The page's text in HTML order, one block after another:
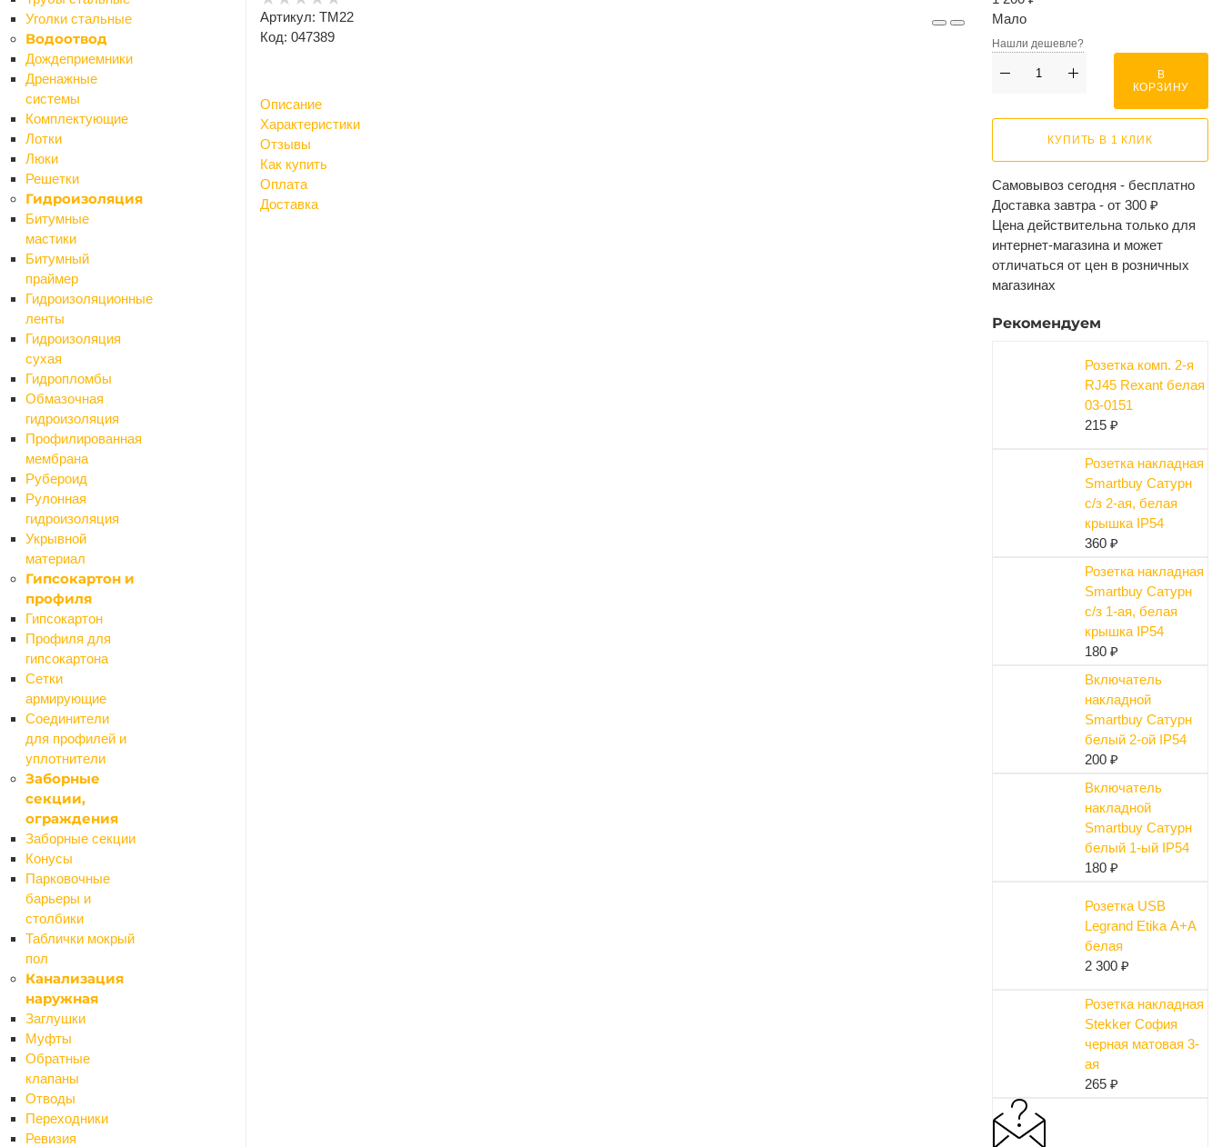
Уголки стальные
Водоотвод
Дождеприемники
Дренажные
системы
Комплектующие
Лотки
Люки
Решетки
Гидроизоляция
Битумные
мастики
Битумный
праймер
Гидроизоляционные
ленты
Гидроизоляция
сухая
Гидропломбы
Обмазочная
гидроизоляция
Профилированная
мембрана
Рубероид
Рулонная
гидроизоляция
Укрывной
материал
Гипсокартон и
профиля
Гипсокартон
Профиля для
гипсокартона
Сетки
армирующие
Соединители
для профилей и
уплотнители
Заборные
секции,
ограждения
Заборные секции
Конусы
Парковочные
барьеры и
столбики
Таблички мокрый
пол
Канализация
наружная
Заглушки
Муфты
Обратные
клапаны
Отводы
Переходники
Ревизия
Артикул: TM22
Код: 047389
Описание
Характеристики
Отзывы
Как купить
Оплата
Доставка
Мало
Нашли дешевле?
В
КОРЗИНУ
КУПИТЬ В 1 КЛИК
Самовывоз сегодня - бесплатно
Доставка завтра - от 300 ₽
Цена действительна только для
интернет-магазина и может
отличаться от цен в розничных
магазинах
Рекомендуем
Розетка комп. 2-я
RJ45 Rexant белая
03-0151
215 ₽
Розетка накладная
Smartbuy Сатурн
с/з 2-ая, белая
крышка IP54
360 ₽
Розетка накладная
Smartbuy Сатурн
с/з 1-ая, белая
крышка IP54
180 ₽
Включатель
накладной
Smartbuy Сатурн
белый 2-ой IP54
200 ₽
Включатель
накладной
Smartbuy Сатурн
белый 1-ый IP54
180 ₽
Розетка USB
Legrand Etika А+А
белая
2 300 ₽
Розетка накладная
Stekker София
черная матовая 3-
ая
265 ₽